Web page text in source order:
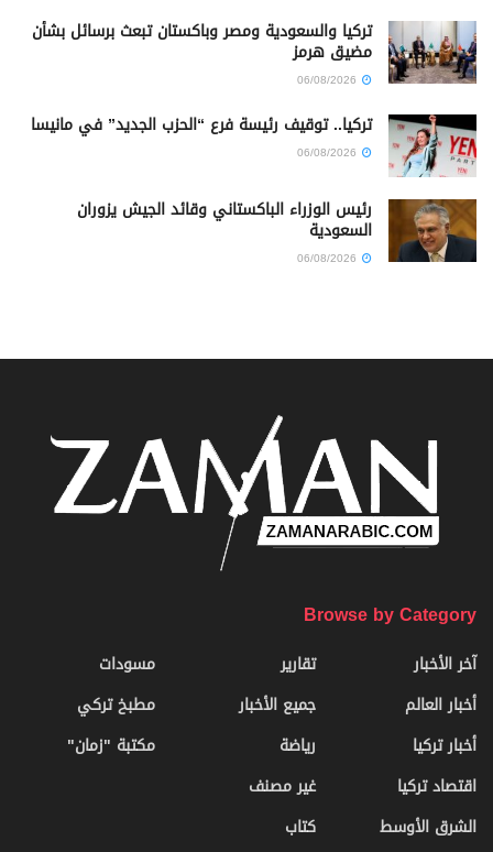
تركيا والسعودية ومصر وباكستان تبعث برسائل بشأن
مضيق هرمز
تركيا.. توقيف رئيسة فرع “الحزب الجديد” في مانيسا
رئيس الوزراء الباكستاني وقائد الجيش يزوران
السعودية
Browse by Category
آخر الأخبار
أخبار العالم
أخبار تركيا
اقتصاد تركيا
الشرق الأوسط
تقارير
جميع الأخبار
رياضة
غير مصنف
كتاب
مسودات
مطبخ تركي
مكتبة "زمان"